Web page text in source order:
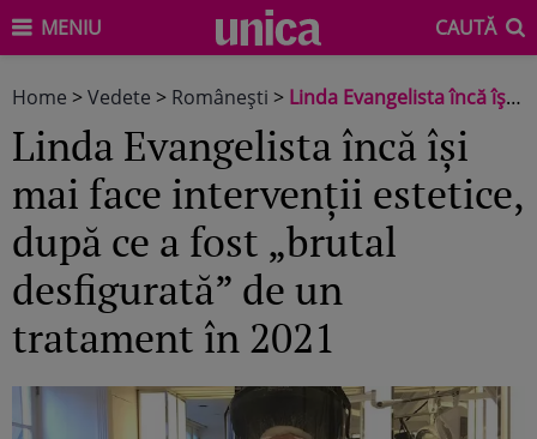
MENIU CAUTĂ
Home >Vedete > Româneşti > Linda Evangelista încă își mai face intervenții estetice, după ce a fost „brutal desfigurată” de un tratament în 2021
Linda Evangelista încă își
mai face intervenții estetice,
după ce a fost „brutal
desfigurată” de un
tratament în 2021